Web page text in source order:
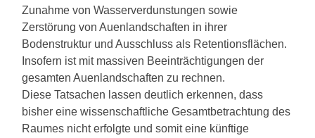
Zunahme von Wasserverdunstungen sowie
Zerstörung von Auenlandschaften in ihrer
Bodenstruktur und Ausschluss als Retentionsflächen.
Insofern ist mit massiven Beeinträchtigungen der
gesamten Auenlandschaften zu rechnen.
Diese Tatsachen lassen deutlich erkennen, dass
bisher eine wissenschaftliche Gesamtbetrachtung des
Raumes nicht erfolgte und somit eine künftige